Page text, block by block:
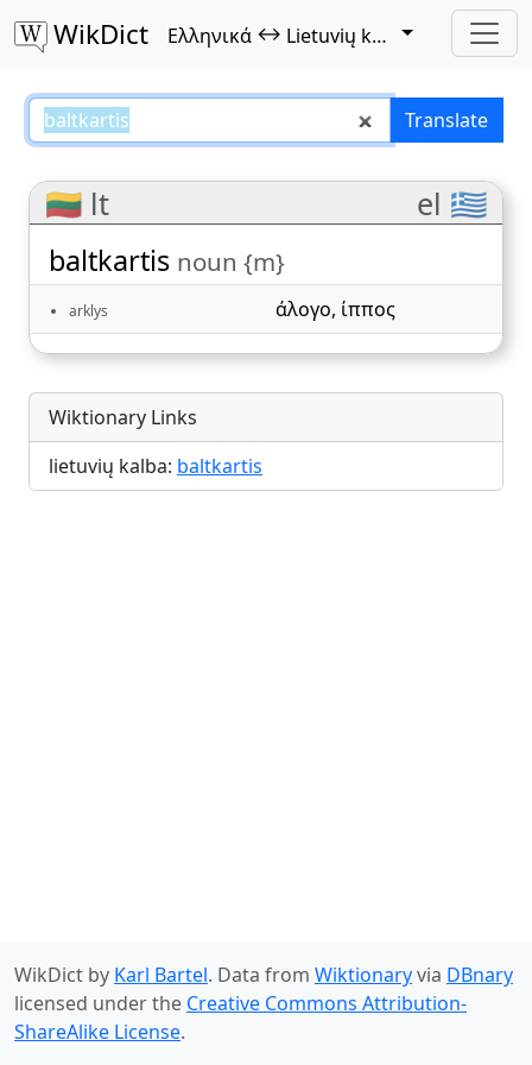
WikDict Ελληνικά ↔ Lietuvių kalba
baltkartis – Ελληνικά–Lietuvių
Translate
🇱🇹 lt el 🇬🇷
baltkartis noun {m}
arklys άλογο, ίππος
Wiktionary Links
lietuvių kalba: baltkartis
WikDict by Karl Bartel. Data from Wiktionaryvia DBnary
licensed under the Creative Commons Attribution-
ShareAlike License.